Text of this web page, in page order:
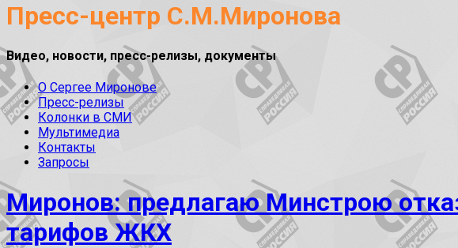
Пресс-центр С.М.Миронова
Видео, новости, пресс-релизы, документы
О Сергее Миронове
Пресс-релизы
Колонки в СМИ
Мультимедиа
Контакты
Запросы
Миронов: предлагаю Минстрою
тарифов ЖКХ